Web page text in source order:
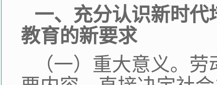
一、充分认识新时
教育的新要求
（一）重大意义。